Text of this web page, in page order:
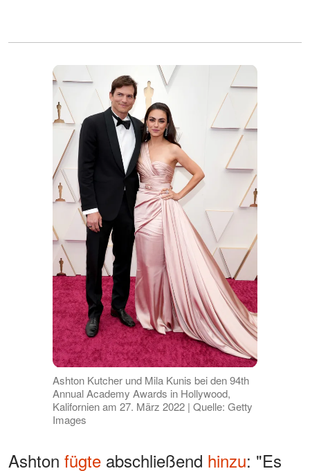
Ashton Kutcher und Mila Kunis bei den 94th
Annual Academy Awards in Hollywood,
Kalifornien am 27. März 2022 | Quelle: Getty
Images
Ashton fügte abschließend hinzu: "Es